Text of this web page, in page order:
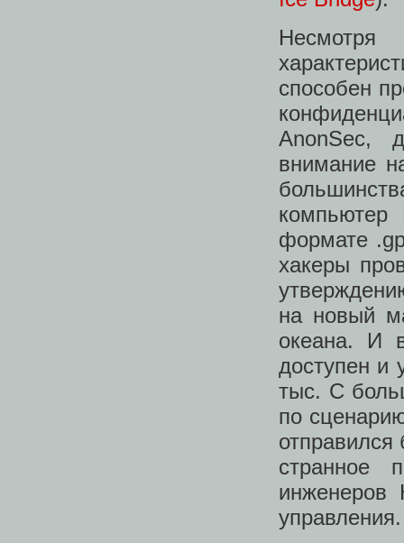
способен
AnonSec,
внимание
формате
хакеры
на новый
океана. И
доступен и
тыс. С
по
странное
инженеров
управления.